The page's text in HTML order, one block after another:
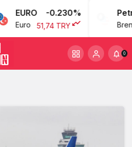
EURO -0.230%
Euro 51,74 TRY
Petrol
Brent
0